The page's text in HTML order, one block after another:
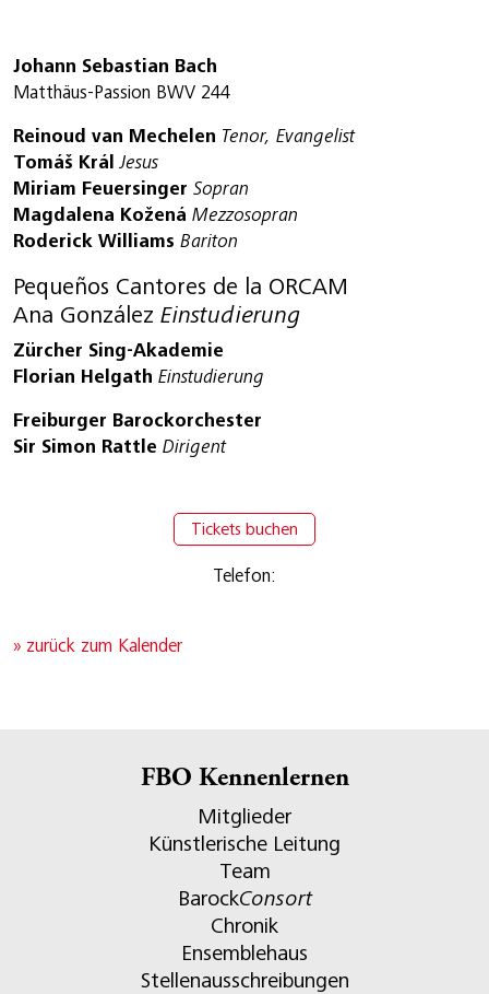
Johann Sebastian Bach
Matthäus-Passion BWV 244
Reinoud van Mechelen Tenor, Evangelist
Tomáš Král Jesus
Miriam Feuersinger Sopran
Magdalena Kožená Mezzosopran
Roderick Williams Bariton
Pequeños Cantores de la ORCAM
Ana González Einstudierung
Zürcher Sing-Akademie
Florian Helgath Einstudierung
Freiburger Barockorchester
Sir Simon Rattle Dirigent
Tickets buchen
Telefon:
» zurück zum Kalender
FBO Kennenlernen
Mitglieder
Künstlerische Leitung
Team
BarockConsort
Chronik
Ensemblehaus
Stellenausschreibungen